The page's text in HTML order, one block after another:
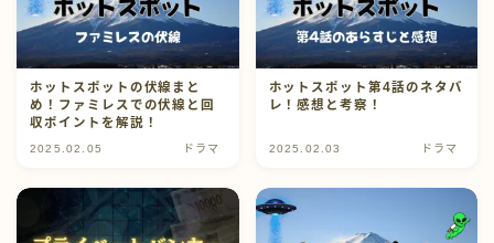
ホットスポットの伏線まと
め！ファミレスでの伏線と回
収ポイントを解説！
2025.02.05 ドラマ
ホットスポット第4話のネタバ
レ！感想と考察！
2025.02.03 ドラマ